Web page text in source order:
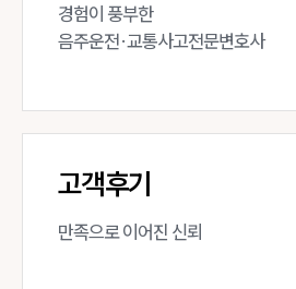
경험이 풍부한
음주운전·교통사고전문변호사
고객후기
만족으로 이어진 신뢰